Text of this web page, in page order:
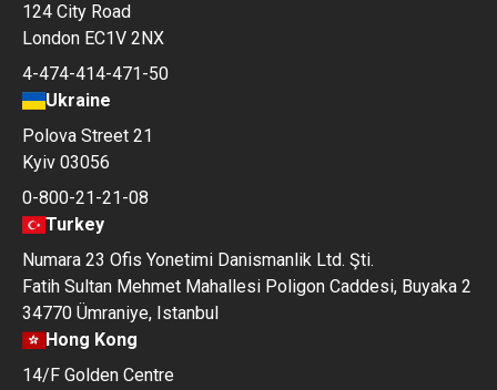
124 City Road
London EC1V 2NX
4-474-414-471-50
Ukraine
Polova Street 21
Kyiv 03056
0-800-21-21-08
Turkey
Numara 23 Ofis Yonetimi Danismanlik Ltd. Şti.
Fatih Sultan Mehmet Mahallesi Poligon Caddesi, Buyaka 2
34770 Ümraniye, Istanbul
Hong Kong
14/F Golden Centre